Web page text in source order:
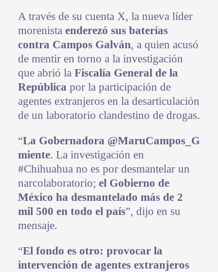
A través de su cuenta X, la nueva líder
morenista enderezó sus baterías
contra Campos Galván, a quien acusó
de mentir en torno a la investigación
que abrió la Fiscalía General de la
República por la participación de
agentes extranjeros en la desarticulación
de un laboratorio clandestino de drogas.
“La Gobernadora @MaruCampos_G
miente. La investigación en
#Chihuahua no es por desmantelar un
narcolaboratorio; el Gobierno de
México ha desmantelado más de 2
mil 500 en todo el país”, dijo en su
mensaje.
“El fondo es otro: provocar la
intervención de agentes extranjeros